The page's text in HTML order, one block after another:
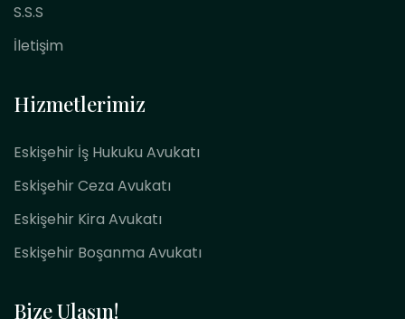
S.S.S
İletişim
Hizmetlerimiz
Eskişehir İş Hukuku Avukatı
Eskişehir Ceza Avukatı
Eskişehir Kira Avukatı
Eskişehir Boşanma Avukatı
Bize Ulaşın!